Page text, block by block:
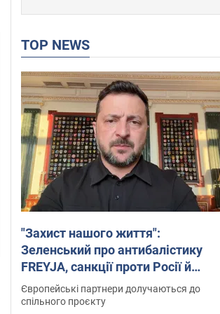
TOP NEWS
"Захист нашого життя":
Зеленський про антибалістику
FREYJA, санкції проти Росії й
підтримку аграріїв. Відео
Європейські партнери долучаються до
спільного проєкту